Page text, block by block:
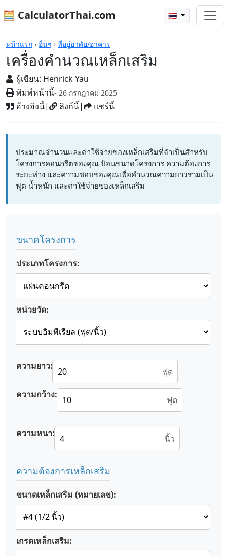
🧮 CalculatorThai.com 🇹🇭
หน้าแรก › อื่นๆ › ที่อยู่อาศัย/อาคาร
เครื่องคำนวณเหล็กเสริม
ผู้เขียน: Henrick Yau
พิมพ์หน้านี้- 26 กรกฎาคม 2025
อ้างอิงนี้| ลิงก์นี้| แชร์นี้
เครื่องคิดเลข
ประมาณจำนวนและค่าใช้จ่ายของเหล็กเสริมที่จำเป็นสำหรับ
โครงการคอนกรีตของคุณ ป้อนขนาดโครงการ ความต้องการ
ระยะห่าง และความชอบของคุณเพื่อคำนวณความยาวรวมเป็น
ฟุต น้ำหนัก และค่าใช้จ่ายของเหล็กเสริม
ขนาดโครงการ
ประเภทโครงการ:
หน่วยวัด:
ความยาว: ฟุต
ความกว้าง: ฟุต
ความหนา: นิ้ว
ความต้องการเหล็กเสริม
ขนาดเหล็กเสริม (หมายเลข):
เกรดเหล็กเสริม: